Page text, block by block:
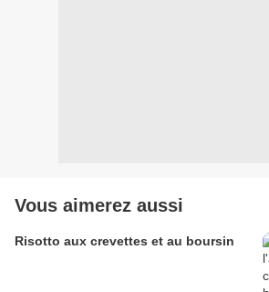
Vous aimerez aussi
Risotto aux crevettes et au boursin